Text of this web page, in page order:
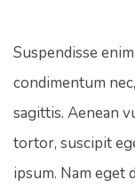
Suspendisse
condimentum
sagittis. Aenean
tortor, suscipit
ipsum. Nam eget